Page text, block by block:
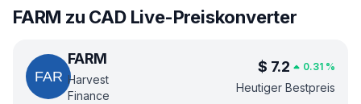
FARM zu CAD Live-Preiskonverter
FARM
Harvest
Finance
$ 7.2 0.31 %
Heutiger Bestpreis